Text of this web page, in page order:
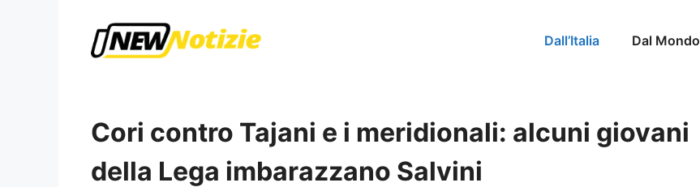
Dall’Italia Dal Mondo
Cori contro Tajani e i meridionali: alcuni giovani
della Lega imbarazzano Salvini